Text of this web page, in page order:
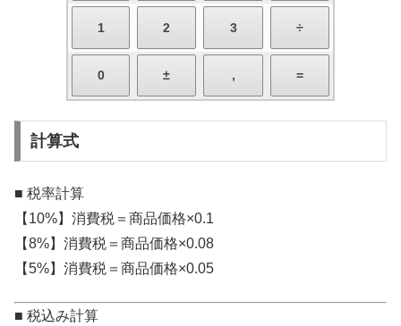
計算式
■ 税率計算
【10%】消費税＝商品価格×0.1
【8%】消費税＝商品価格×0.08
【5%】消費税＝商品価格×0.05
■ 税込み計算